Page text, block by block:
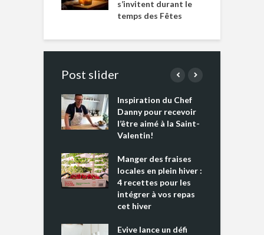
s’invitent durant le
temps des Fêtes
Post slider
Inspiration du Chef
Danny pour recevoir
l’être aimé à la Saint-
Valentin!
Manger des fraises
locales en plein hiver :
4 recettes pour les
intégrer à vos repas
cet hiver
Evive lance un défi